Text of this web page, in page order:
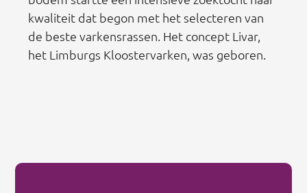
kwaliteit dat begon met het selecteren van
de beste varkensrassen. Het concept Livar,
het Limburgs Kloostervarken, was geboren.